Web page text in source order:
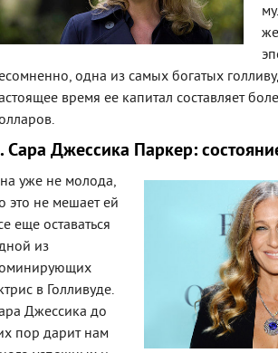
одна из самых богатых
время ее капитал составляет
Сара Джессика Паркер:
уже не молода,
это не мешает ей
еще оставаться
из
в Голливуде.
Джессика до
пор дарит нам